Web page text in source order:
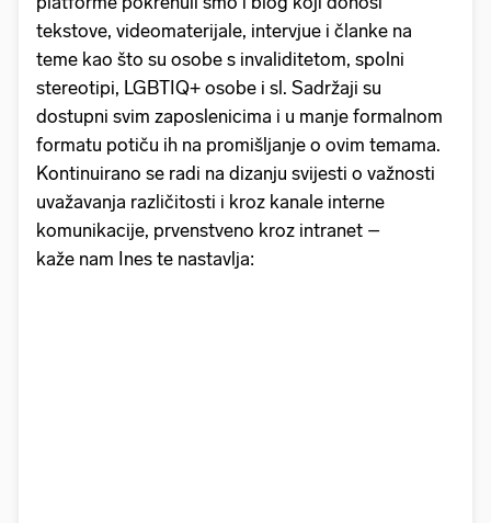
tekstove, videomaterijale, intervjue i članke na
teme kao što su osobe s invaliditetom, spolni
stereotipi, LGBTIQ+ osobe i sl. Sadržaji su
dostupni svim zaposlenicima i u manje formalnom
formatu potiču ih na promišljanje o ovim temama.
Kontinuirano se radi na dizanju svijesti o važnosti
uvažavanja različitosti i kroz kanale interne
komunikacije, prvenstveno kroz intranet –
kaže nam Ines te nastavlja: